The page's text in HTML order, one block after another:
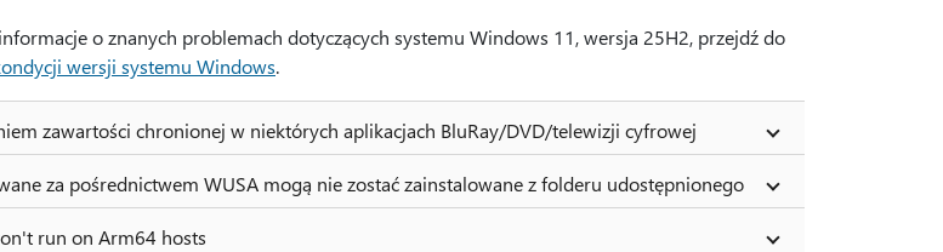
o znanych problemach dotyczących systemu Windows 11, wersja 25H2, przejdź do
wersji systemu Windows.
zawartości chronionej w niektórych aplikacjach BluRay/DVD/telewizji cyfrowej
za pośrednictwem WUSA mogą nie zostać zainstalowane z folderu udostępnionego
run on Arm64 hosts